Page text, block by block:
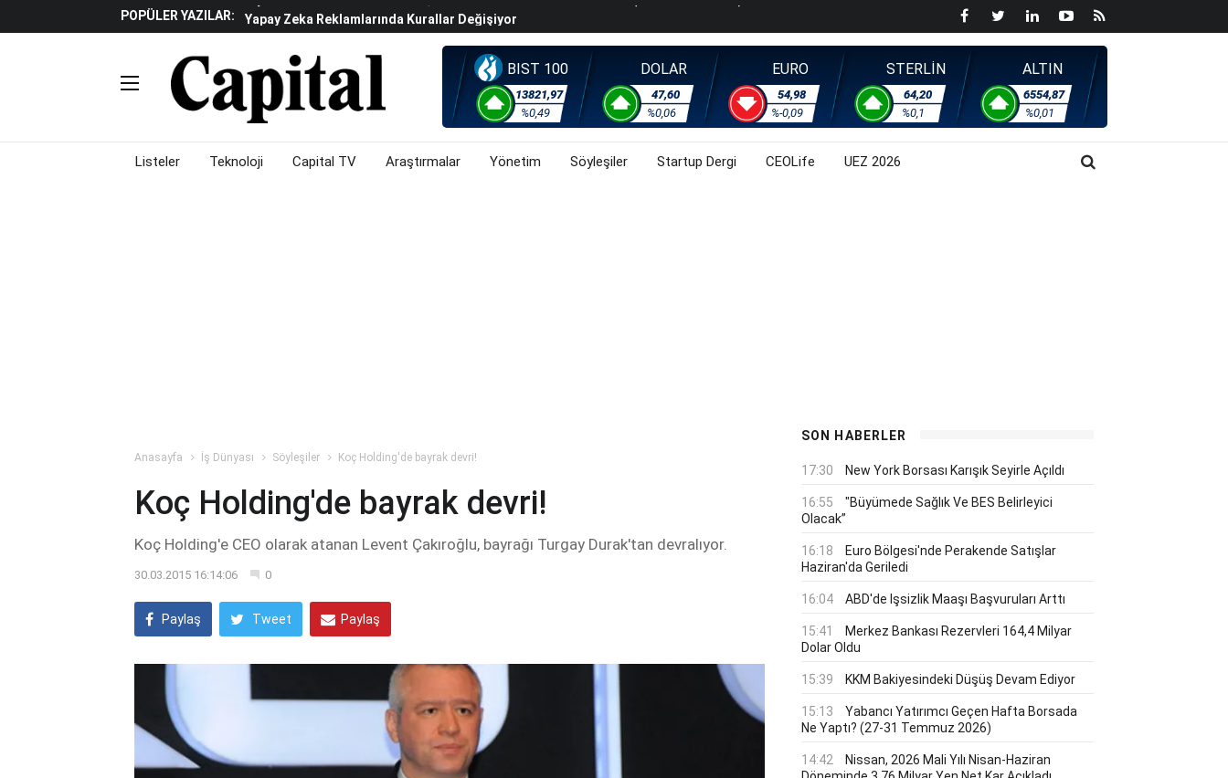
POPÜLER YAZILAR:
Yapay Zeka Reklamlarında Kurallar Değişiyor
Beyaz Eşya Sektöründe Daralma Sürüyor
Döviz Ve Altın Güne Nasıl Başladı? (31 Temmuz 2026)
Küresel Piyasalarda Teknoloji Rallisi Risk Iştahını Artırdı
Piyasalarda Gün Ortası: Borsa, Döviz Ve Altında Son Durum Ne? (31 Temmuz 2026)
BIST 100
13821,97
%0,49
DOLAR
47,60
%0,06
EURO
54,98
%-0,09
STERLİN
64,20
%0,1
ALTIN
6554,87
%0,01
Listeler Teknoloji Capital TV Araştırmalar Yönetim Söyleşiler Startup Dergi CEOLife UEZ 2026
Anasayfa İş Dünyası Söyleşiler Koç Holding'de bayrak devri!
Koç Holding'de bayrak devri!
Koç Holding'e CEO olarak atanan Levent Çakıroğlu, bayrağı Turgay Durak'tan devralıyor.
30.03.2015 16:14:06 0
Paylaş Tweet Paylaş
SON HABERLER
17:30 New York Borsası Karışık Seyirle Açıldı
16:55
"Büyümede Sağlık Ve BES Belirleyici
Olacak”
16:18
Euro Bölgesi'nde Perakende Satışlar
Haziran'da Geriledi
16:04 ABD'de Işsizlik Maaşı Başvuruları Arttı
15:41
Merkez Bankası Rezervleri 164,4 Milyar
Dolar Oldu
15:39 KKM Bakiyesindeki Düşüş Devam Ediyor
15:13
Yabancı Yatırımcı Geçen Hafta Borsada
Ne Yaptı? (27-31 Temmuz 2026)
14:42
Nissan, 2026 Mali Yılı Nisan-Haziran